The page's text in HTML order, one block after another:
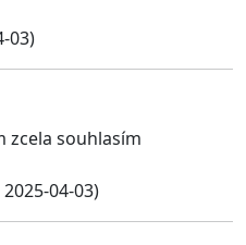
03)
zcela souhlasím
04-03)